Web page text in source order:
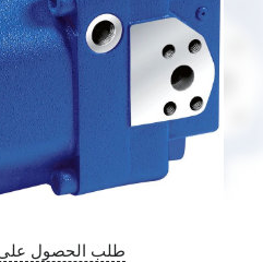
طلب الحصول